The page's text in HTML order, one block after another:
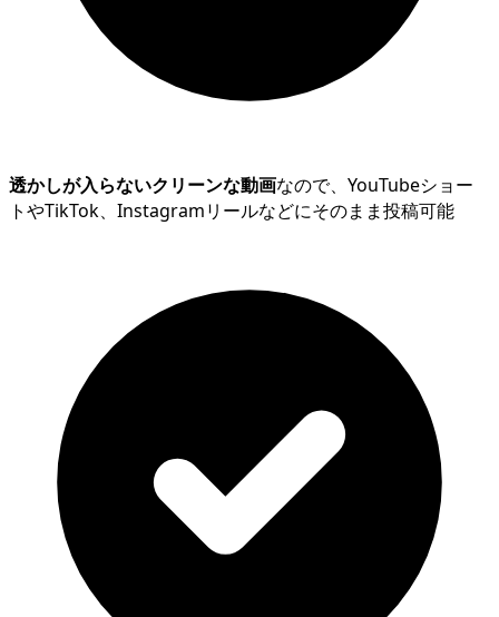
透かしが入らないクリーンな動画なので、YouTubeショー
トやTikTok、Instagramリールなどにそのまま投稿可能